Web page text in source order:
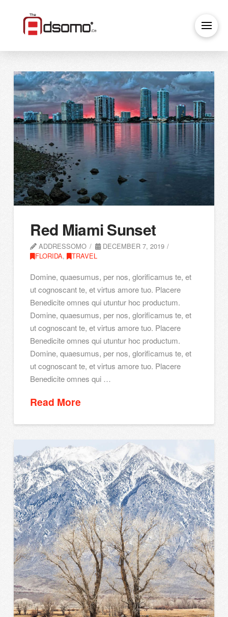
Red Miami Sunset
ADDRESSOMO
DECEMBER 7, 2019
FLORIDA, TRAVEL
Domine, quaesumus, per nos, glorificamus te, et
ut cognoscant te, et virtus amore tuo. Placere
Benedicite omnes qui utuntur hoc productum.
Domine, quaesumus, per nos, glorificamus te, et
ut cognoscant te, et virtus amore tuo. Placere
Benedicite omnes qui utuntur hoc productum.
Domine, quaesumus, per nos, glorificamus te, et
ut cognoscant te, et virtus amore tuo. Placere
Benedicite omnes qui …
Read More